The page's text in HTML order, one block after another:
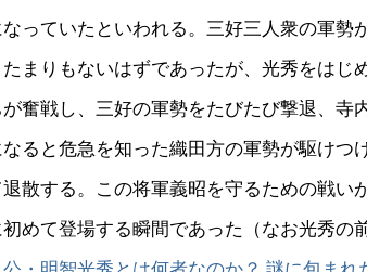
っていたといわれる。三好三人衆の軍勢
まりもないはずであったが、光秀をはじ
奮戦し、三好の軍勢をたびたび撃退、寺
ると危急を知った織田方の軍勢が駆けつ
散する。この将軍義昭を守るための戦い
めて登場する瞬間であった（なお光秀の